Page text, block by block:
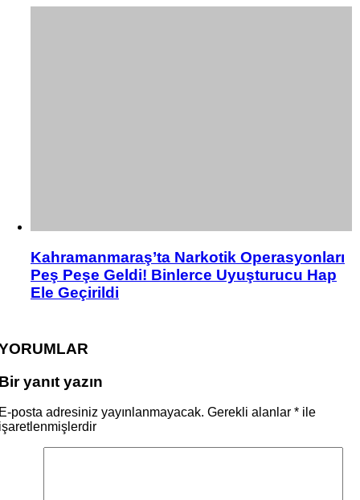
Kahramanmaraş’ta Narkotik Operasyonları
Peş Peşe Geldi! Binlerce Uyuşturucu Hap
Ele Geçirildi
yanıt yazın
posta adresiniz yayınlanmayacak. Gerekli alanlar * ile